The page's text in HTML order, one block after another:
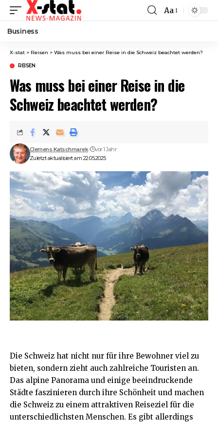
Font
Aa
Business
X-stat > Reisen > Was muss bei einer Reise in die Schweiz beachtet werden?
REISEN
Was muss bei einer Reise in die
Schweiz beachtet werden?
Zuletzt aktualisiert am 22.05.2025
Clemens Katschmarek vor 1 Jahr
Die Schweiz hat nicht nur für ihre Bewohner viel zu
bieten, sondern zieht auch zahlreiche Touristen an.
Das alpine Panorama und einige beeindruckende
Städte faszinieren durch ihre Schönheit und machen
die Schweiz zu einem attraktiven Reiseziel für die
unterschiedlichsten Menschen. Es gibt allerdings